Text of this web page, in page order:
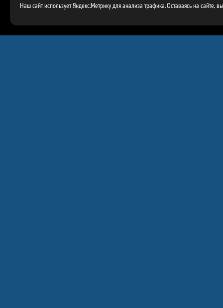
Наш сайт использует Яндекс.Метрику для анализа трафика. Оставаясь на сайте,